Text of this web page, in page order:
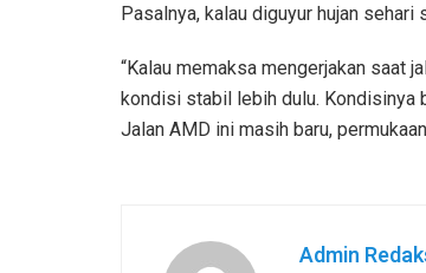
Pasalnya, kalau diguyur hujan
“Kalau memaksa mengerjakan saat
kondisi stabil lebih dulu. Kondisinya
Jalan AMD ini masih baru,
Admin